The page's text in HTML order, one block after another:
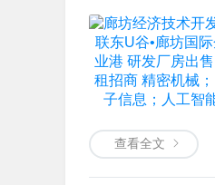
查看全文